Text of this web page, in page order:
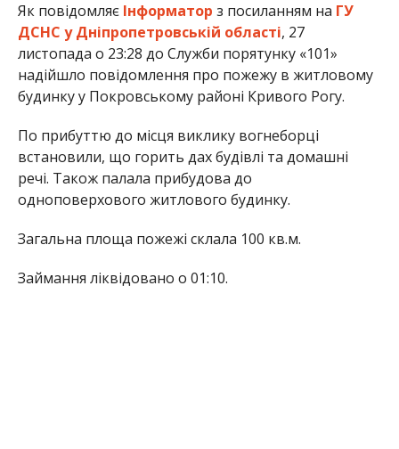
Як повідомляє Інформатор з посиланням на ГУ
ДСНС у Дніпропетровській області, 27
листопада о 23:28 до Служби порятунку «101»
надійшло повідомлення про пожежу в житловому
будинку у Покровському районі Кривого Рогу.
По прибуттю до місця виклику вогнеборці
встановили, що горить дах будівлі та домашні
речі. Також палала прибудова до
одноповерхового житлового будинку.
Загальна площа пожежі склала 100 кв.м.
Займання ліквідовано о 01:10.